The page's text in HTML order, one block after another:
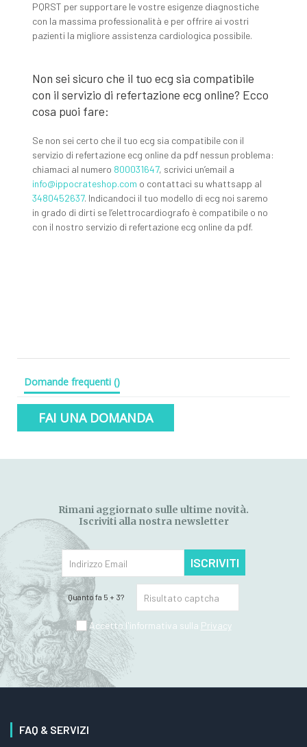
PQRST per supportare le vostre esigenze diagnostiche
con la massima professionalità e per offrire ai vostri
pazienti la migliore assistenza cardiologica possibile.
Non sei sicuro che il tuo ecg sia compatibile
con il servizio di refertazione ecg online? Ecco
cosa puoi fare:
Se non sei certo che il tuo ecg sia compatibile con il
servizio di refertazione ecg online da pdf nessun problema:
chiamaci al numero 800031647, scrivici un’email a
info@ippocrateshop.com o contattaci su whattsapp al
3480452637. Indicandoci il tuo modello di ecg noi saremo
in grado di dirti se l’elettrocardiografo è compatibile o no
con il nostro servizio di refertazione ecg online da pdf.
Domande frequenti ()
FAI UNA DOMANDA
Rimani aggiornato sulle ultime novità.
Iscriviti alla nostra newsletter
ISCRIVITI
Quanto fa 5 + 3?
Accetto l'informativa sulla Privacy
FAQ & SERVIZI